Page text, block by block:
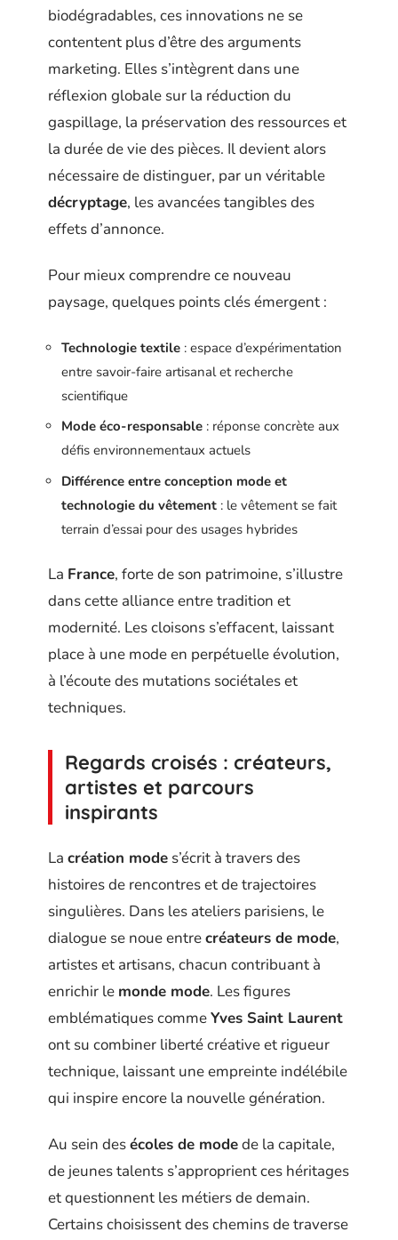
biodégradables, ces innovations ne se
contentent plus d’être des arguments
marketing. Elles s’intègrent dans une
réflexion globale sur la réduction du
gaspillage, la préservation des ressources et
la durée de vie des pièces. Il devient alors
nécessaire de distinguer, par un véritable
décryptage, les avancées tangibles des
effets d’annonce.
Pour mieux comprendre ce nouveau
paysage, quelques points clés émergent :
Technologie textile : espace d’expérimentation
entre savoir-faire artisanal et recherche
scientifique
Mode éco-responsable : réponse concrète aux
défis environnementaux actuels
Différence entre conception mode et
technologie du vêtement : le vêtement se fait
terrain d’essai pour des usages hybrides
La France, forte de son patrimoine, s’illustre
dans cette alliance entre tradition et
modernité. Les cloisons s’effacent, laissant
place à une mode en perpétuelle évolution,
à l’écoute des mutations sociétales et
techniques.
Regards croisés : créateurs,
artistes et parcours
inspirants
La création mode s’écrit à travers des
histoires de rencontres et de trajectoires
singulières. Dans les ateliers parisiens, le
dialogue se noue entrecréateurs de mode,
artistes et artisans, chacun contribuant à
enrichir le monde mode. Les figures
emblématiques commeYves Saint Laurent
ont su combiner liberté créative et rigueur
technique, laissant une empreinte indélébile
qui inspire encore la nouvelle génération.
Au sein desécoles de modede la capitale,
de jeunes talents s’approprient ces héritages
et questionnent les métiers de demain.
Certains choisissent des chemins de traverse